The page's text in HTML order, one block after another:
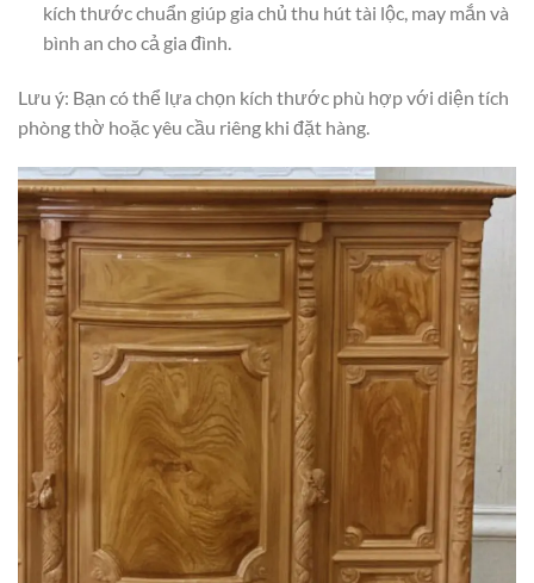
kích thước chuẩn giúp gia chủ thu hút tài lộc, may mắn và
bình an cho cả gia đình.
Lưu ý: Bạn có thể lựa chọn kích thước phù hợp với diện tích
phòng thờ hoặc yêu cầu riêng khi đặt hàng.